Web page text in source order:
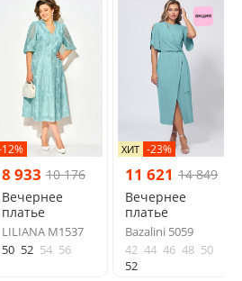
8 933 10 176
Вечернее
платье
LILIANA М1537
50 52 54 56
ХИТ -23%
11 621 14 849
Вечернее
платье
Bazalini 5059
42 44 46 48 50
52